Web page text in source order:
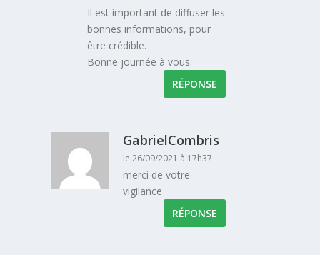
Il est important de diffuser les
bonnes informations, pour
être crédible.
Bonne journée à vous.
RÉPONSE
GabrielCombris
le 26/09/2021 à 17h37
merci de votre
vigilance
RÉPONSE